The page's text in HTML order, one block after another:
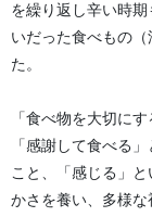
を繰り返し辛い時
いだった食べもの
た。
「食べ物を大切に
「感謝して食べる
こと、「感じる」
かさを養い、多様